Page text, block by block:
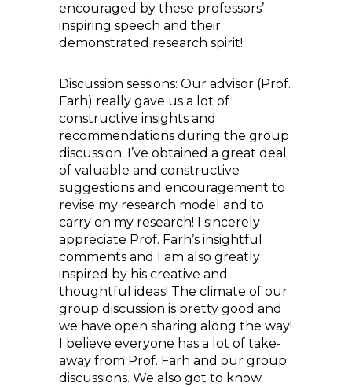
encouraged by these professors’
inspiring speech and their
demonstrated research spirit!
Discussion sessions: Our advisor (Prof.
Farh) really gave us a lot of
constructive insights and
recommendations during the group
discussion. I’ve obtained a great deal
of valuable and constructive
suggestions and encouragement to
revise my research model and to
carry on my research! I sincerely
appreciate Prof. Farh’s insightful
comments and I am also greatly
inspired by his creative and
thoughtful ideas! The climate of our
group discussion is pretty good and
we have open sharing along the way!
I believe everyone has a lot of take-
away from Prof. Farh and our group
discussions. We also got to know